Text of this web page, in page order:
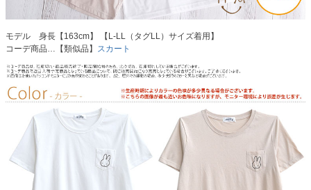
モデル 身長【163cm】 【L-LL（タグLL）サイズ着用】
コーデ商品…【類似品】 スカート